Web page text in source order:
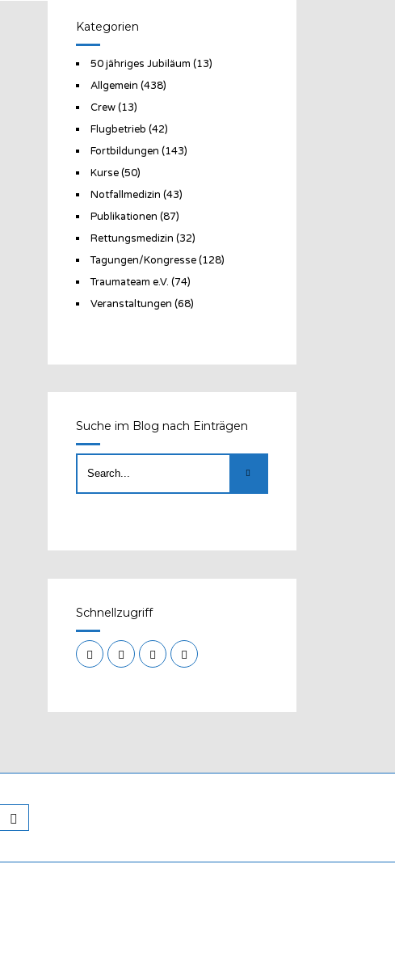
Kategorien
50 jähriges Jubiläum (13)
Allgemein (438)
Crew(13)
Flugbetrieb (42)
Fortbildungen (143)
Kurse(50)
Notfallmedizin (43)
Publikationen (87)
Rettungsmedizin (32)
Tagungen/Kongresse(128)
Traumateam e.V. (74)
Veranstaltungen (68)
Suche im Blog nach Einträgen
Schnellzugriff